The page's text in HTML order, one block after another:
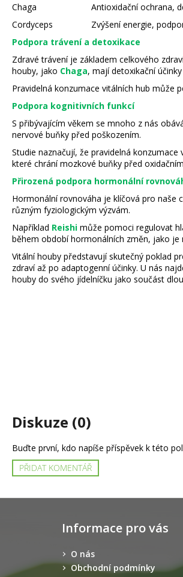
Chaga
Antioxidační ochrana,
Cordyceps
Zvýšení energie,
Podpora trávení a detoxikace
Zdravé trávení je základem celkového
houby, jako Chaga, mají detoxikační
Pravidelná konzumace vitálních hub může
Podpora kognitivních funkcí
S přibývajícím věkem se mnoho z nás
nervové buňky před poškozením.
Studie naznačují, že pravidelná
které chrání mozkové buňky před
Přirozená podpora hormonální
Hormonální rovnováha je klíčová pro naše
různým fyziologickým výzvám.
Například Reishi může pomoci regulovat
během období hormonálních změn, jako je
Vitální houby představují skutečný poklad
zdraví až po adaptogenní účinky. U nás
houby do svého jídelníčku jako součást
Diskuze (0)
Buďte první, kdo napíše příspěvek k této
PŘIDAT KOMENTÁŘ
Informace pro vás
O nás
Obchodní podmínky